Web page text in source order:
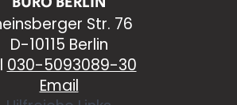
Str. 76
D-10115 Berlin
030-5093089-30
Email